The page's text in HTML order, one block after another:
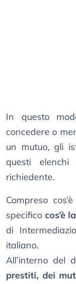
In questo
concedere o
un mutuo, gli
questi
richiedente.
Compreso
specifico cos’è
di
italiano.
All’interno del
prestiti, dei